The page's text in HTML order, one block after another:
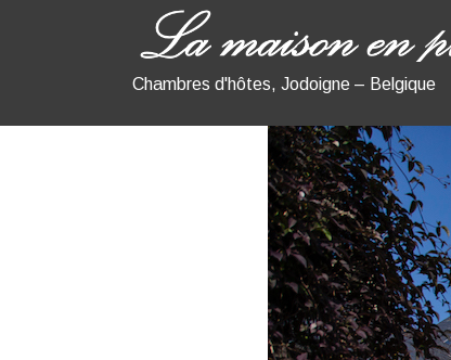
Chambres d'hôtes, Jodoigne – Belgique